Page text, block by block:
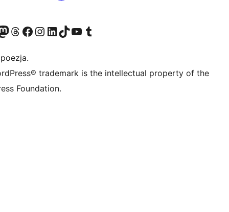
Twitter)
konto Bluesky
nasze konto na Mastodoncie
Odwiedź naszego Threadsa
Odwiedź naszego Facebooka
Odwiedź nasze konto na Instagramie
Odwiedź nasze konto na LinkedIn
Odwiedź naszego TikToka
Odwiedź nasz kanał YouTube
Odwiedź naszego Tumblra
trademark is the intellectual property of the
Foundation.